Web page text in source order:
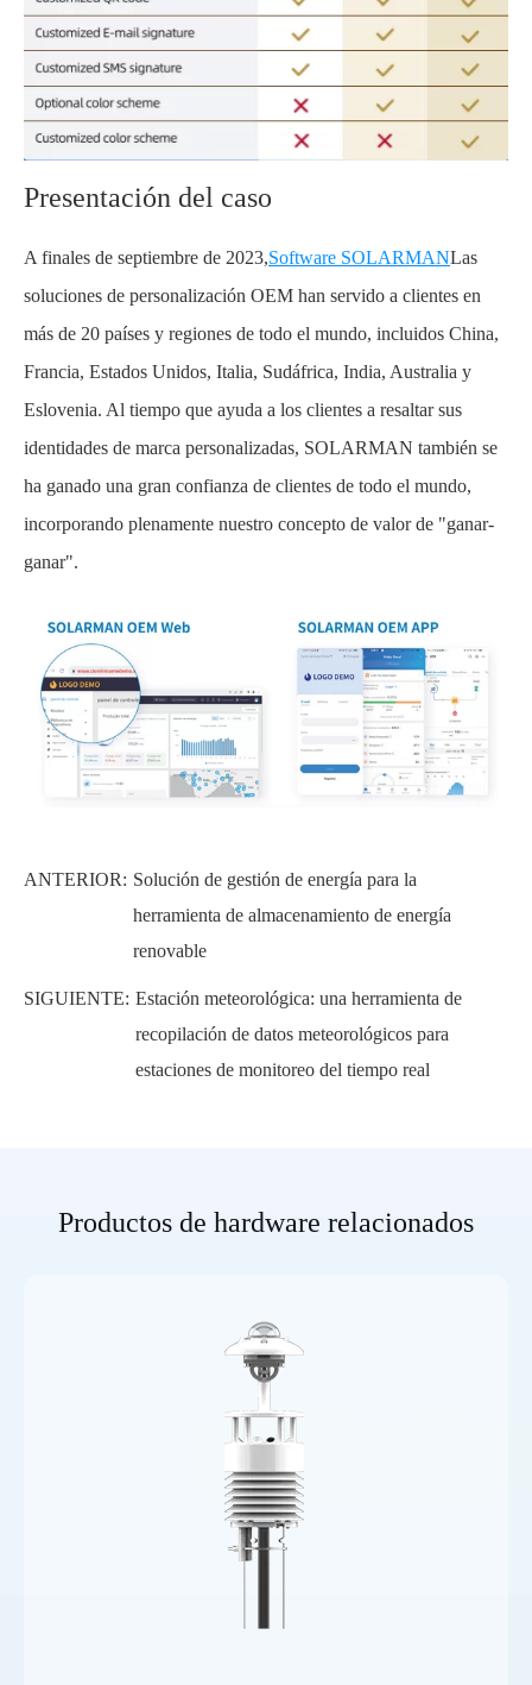
Presentación del caso
A finales de septiembre de 2023,Software SOLARMANLas
soluciones de personalización OEM han servido a clientes en
más de 20 países y regiones de todo el mundo, incluidos China,
Francia, Estados Unidos, Italia, Sudáfrica, India, Australia y
Eslovenia. Al tiempo que ayuda a los clientes a resaltar sus
identidades de marca personalizadas, SOLARMAN también se
ha ganado una gran confianza de clientes de todo el mundo,
incorporando plenamente nuestro concepto de valor de "ganar-
ganar".
ANTERIOR: Solución de gestión de energía para la
herramienta de almacenamiento de energía
renovable
SIGUIENTE: Estación meteorológica: una herramienta de
recopilación de datos meteorológicos para
estaciones de monitoreo del tiempo real
Productos de hardware relacionados